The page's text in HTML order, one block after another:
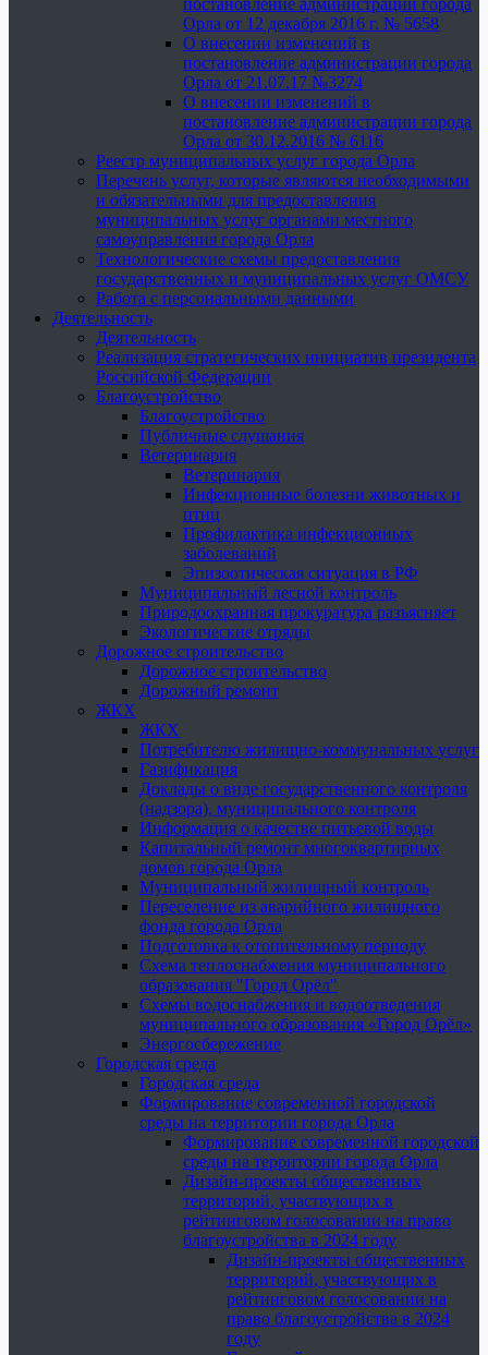
постановление администрации города
Орла от 12 декабря 2016 г. № 5658
О внесении изменений в
постановление администрации города
Орла от 21.07.17 №3274
О внесении изменений в
постановление администрации города
Орла от 30.12.2016 № 6116
Реестр муниципальных услуг города Орла
Перечень услуг, которые являются необходимыми
и обязательными для предоставления
муниципальных услуг органами местного
самоуправления города Орла
Технологические схемы предоставления
государственных и муниципальных услуг ОМСУ
Работа с персональными данными
Деятельность
Деятельность
Реализация стратегических инициатив президента
Российской Федерации
Благоустройство
Благоустройство
Публичные слушания
Ветеринария
Ветеринария
Инфекционные болезни животных и
птиц
Профилактика инфекционных
заболеваний
Эпизоотическая ситуация в РФ
Муниципальный лесной контроль
Природоохранная прокуратура разъясняет
Экологические отряды
Дорожное строительство
Дорожное строительство
Дорожный ремонт
ЖКХ
ЖКХ
Потребителю жилищно-коммунальных услуг
Газификация
Доклады о виде государственного контроля
(надзора), муниципального контроля
Информация о качестве питьевой воды
Капитальный ремонт многоквартирных
домов города Орла
Муниципальный жилищный контроль
Переселение из аварийного жилищного
фонда города Орла
Подготовка к отопительному периоду
Схема теплоснабжения муниципального
образования "Город Орёл"
Схемы водоснабжения и водоотведения
муниципального образования «Город Орёл»
Энергосбережение
Городская среда
Городская среда
Формирование современной городской
среды на территории города Орла
Формирование современной городской
среды на территории города Орла
Дизайн-проекты общественных
территорий, участвующих в
рейтинговом голосовании на право
благоустройства в 2024 году
Дизайн-проекты общественных
территорий, участвующих в
рейтинговом голосовании на
право благоустройства в 2024
году